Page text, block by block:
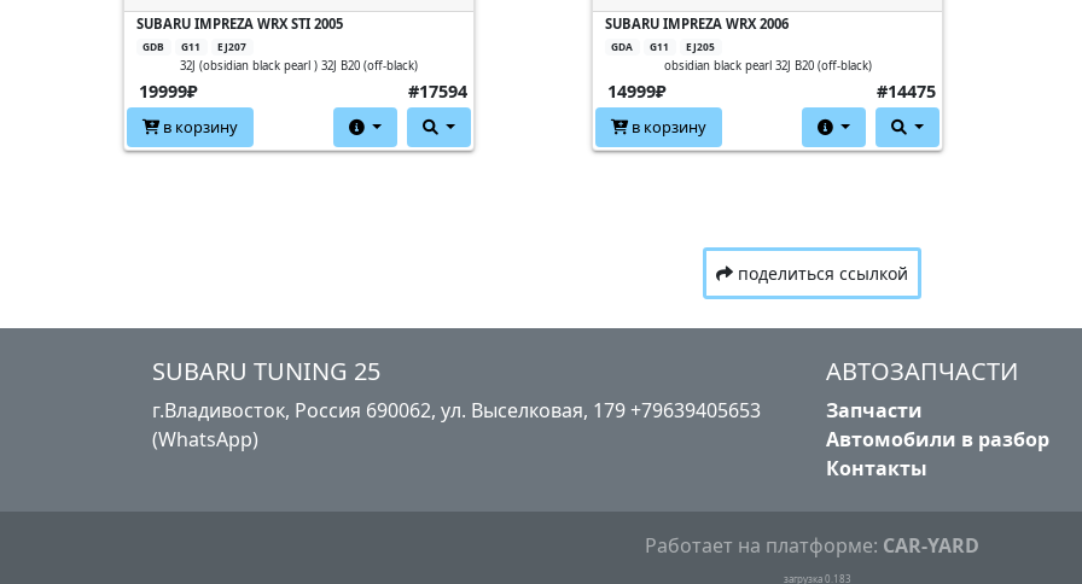
SUBARU IMPREZA WRX STI 2005
GDB G11 EJ207
32J (obsidian black pearl ) 32J B20 (off-black)
19999₽ #17594
в корзину
SUBARU IMPREZA WRX 2006
GDA G11 EJ205
obsidian black pearl 32J B20 (off-black)
14999₽ #14475
в корзину
поделиться ссылкой
SUBARU TUNING 25
г.Владивосток, Россия​ ‎690062, ул. Выселковая, 179 +79639405653
(WhatsApp)
АВТОЗАПЧАСТИ
Запчасти
Автомобили в разбор
Контакты
Работает на платформе: CAR-YARD
загрузка 0.183